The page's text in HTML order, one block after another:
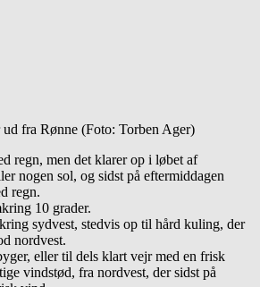
ud fra Rønne (Foto: Torben Ager)
regn, men det klarer op i løbet af
nogen sol, og sidst på eftermiddagen
regn.
10 grader.
sydvest, stedvis op til hård kuling, der
nordvest.
eller til dels klart vejr med en frisk
vindstød, fra nordvest, der sidst på